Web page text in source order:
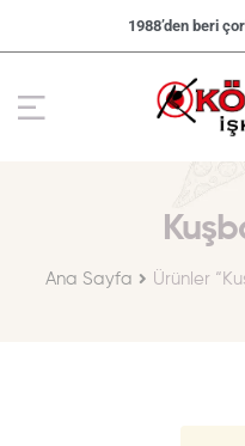
1988’den beri
Ana Sayfa Ürünler